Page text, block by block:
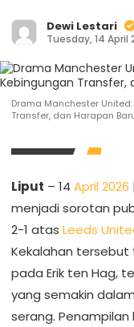
Dewi Lestari
Tuesday, 14 April
Drama Manchester
Transfer, dan Harapan
Liput – 14 April 2026 |
menjadi sorotan
2-1 atas Leeds
Kekalahan
pada Erik ten Hag,
yang semakin
serang. Penampilan